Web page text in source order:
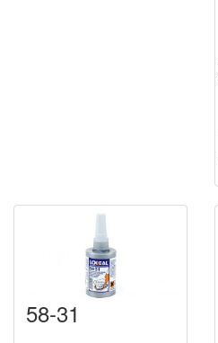
58-31